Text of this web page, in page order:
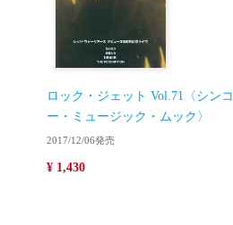
ロック・ジェット Vol.71〈シンコ
ー・ミュージック・ムック〉
2017/12/06発売
¥ 1,430